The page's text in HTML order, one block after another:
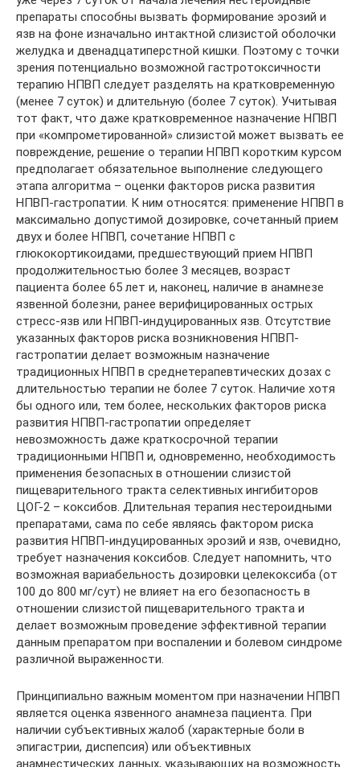
препараты способны вызвать формирование эрозий и
язв на фоне изначально интактной слизистой оболочки
желудка и двенадцатиперстной кишки. Поэтому с точки
зрения потенциально возможной гастротоксичности
терапию НПВП следует разделять на кратковременную
(менее 7 суток) и длительную (более 7 суток). Учитывая
тот факт, что даже кратковременное назначение НПВП
при «компрометированной» слизистой может вызвать ее
повреждение, решение о терапии НПВП коротким курсом
предполагает обязательное выполнение следующего
этапа алгоритма – оценки факторов риска развития
НПВП-гастропатии. К ним относятся: применение НПВП в
максимально допустимой дозировке, сочетанный прием
двух и более НПВП, сочетание НПВП с
глюкокортикоидами, предшествующий прием НПВП
продолжительностью более 3 месяцев, возраст
пациента более 65 лет и, наконец, наличие в анамнезе
язвенной болезни, ранее верифицированных острых
стресс-язв или НПВП-индуцированных язв. Отсутствие
указанных факторов риска возникновения НПВП-
гастропатии делает возможным назначение
традиционных НПВП в среднетерапевтических дозах с
длительностью терапии не более 7 суток. Наличие хотя
бы одного или, тем более, нескольких факторов риска
развития НПВП-гастропатии определяет
невозможность даже краткосрочной терапии
традиционными НПВП и, одновременно, необходимость
применения безопасных в отношении слизистой
пищеварительного тракта селективных ингибиторов
ЦОГ-2 – коксибов. Длительная терапия нестероидными
препаратами, сама по себе являясь фактором риска
развития НПВП-индуцированных эрозий и язв, очевидно,
требует назначения коксибов. Следует напомнить, что
возможная вариабельность дозировки целекоксиба (от
100 до 800 мг/сут) не влияет на его безопасность в
отношении слизистой пищеварительного тракта и
делает возможным проведение эффективной терапии
данным препаратом при воспалении и болевом синдроме
различной выраженности.
Принципиально важным моментом при назначении НПВП
является оценка язвенного анамнеза пациента. При
наличии субъективных жалоб (характерные боли в
эпигастрии, диспепсия) или объективных
анамнестических данных, указывающих на возможность